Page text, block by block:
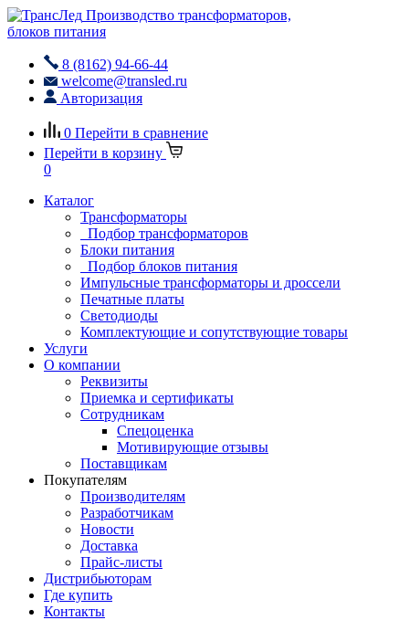
Производство трансформаторов,
блоков питания
8 (8162) 94-66-44
welcome@transled.ru
Авторизация
0 Перейти в сравнение
Перейти в корзину
0
Каталог
Трансформаторы
Подбор трансформаторов
Блоки питания
Подбор блоков питания
Импульсные трансформаторы и дроссели
Печатные платы
Светодиоды
Комплектующие и сопутствующие товары
Услуги
О компании
Реквизиты
Приемка и сертификаты
Сотрудникам
Спецоценка
Мотивирующие отзывы
Поставщикам
Покупателям
Производителям
Разработчикам
Новости
Доставка
Прайс-листы
Дистрибьюторам
Где купить
Контакты